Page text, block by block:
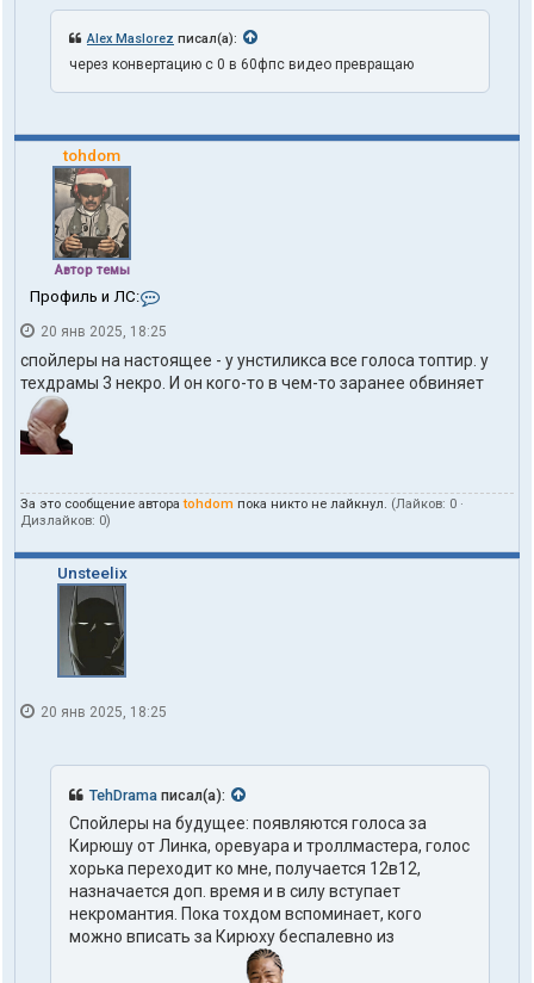
Alex Maslorez писал(а):
через конвертацию с 0 в 60фпс видео превращаю
tohdom
Автор темы
Профиль и ЛС:
н
т
а
к
ь
в
h
20 янв 2025, 18:25
спойлеры на настоящее - у унстиликса все голоса топтир. у
техдрамы 3 некро. И он кого-то в чем-то заранее обвиняет
За это сообщение автораtohdom пока никто не лайкнул. (Лайков: 0 ·
Дизлайков: 0)
Unsteelix
20 янв 2025, 18:25
TehDrama писал(а):
Спойлеры на будущее: появляются голоса за
Кирюшу от Линка, оревуара и троллмастера, голос
хорька переходит ко мне, получается 12в12,
назначается доп. время и в силу вступает
некромантия. Пока тохдом вспоминает, кого
можно вписать за Кирюху беспалевно из